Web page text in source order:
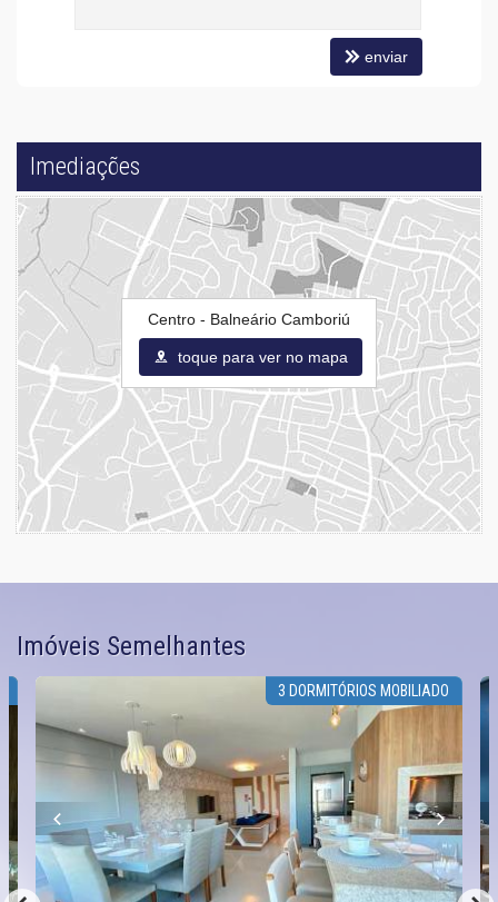
enviar
Imediações
Centro - Balneário Camboriú
toque para ver no mapa
Imóveis Semelhantes
3 DORMITÓRIOS MOBILIADO